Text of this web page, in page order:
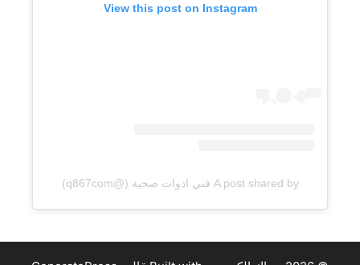
View this post on Instagram
A post shared by فني ادوات صحية (@q867com)